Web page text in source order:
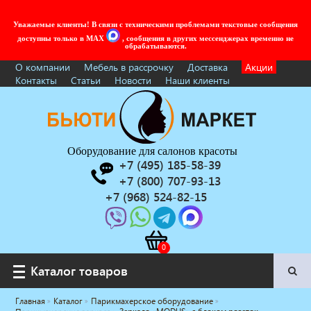
Уважаемые клиенты! В связи с техническими проблемами текстовые сообщения
доступны только в MAX
, сообщения в других мессенджерах временно не
обрабатываются.
О компании Мебель в рассрочку Доставка
Акции
Контакты
Статьи Новости Наши клиенты
Оборудование для салонов красоты
+7 (495) 185-58-39
+7 (800) 707-93-13
+7 (968) 524-82-15
Каталог товаров
Каталог товаров
Главная Каталог
Парикмахерское оборудование